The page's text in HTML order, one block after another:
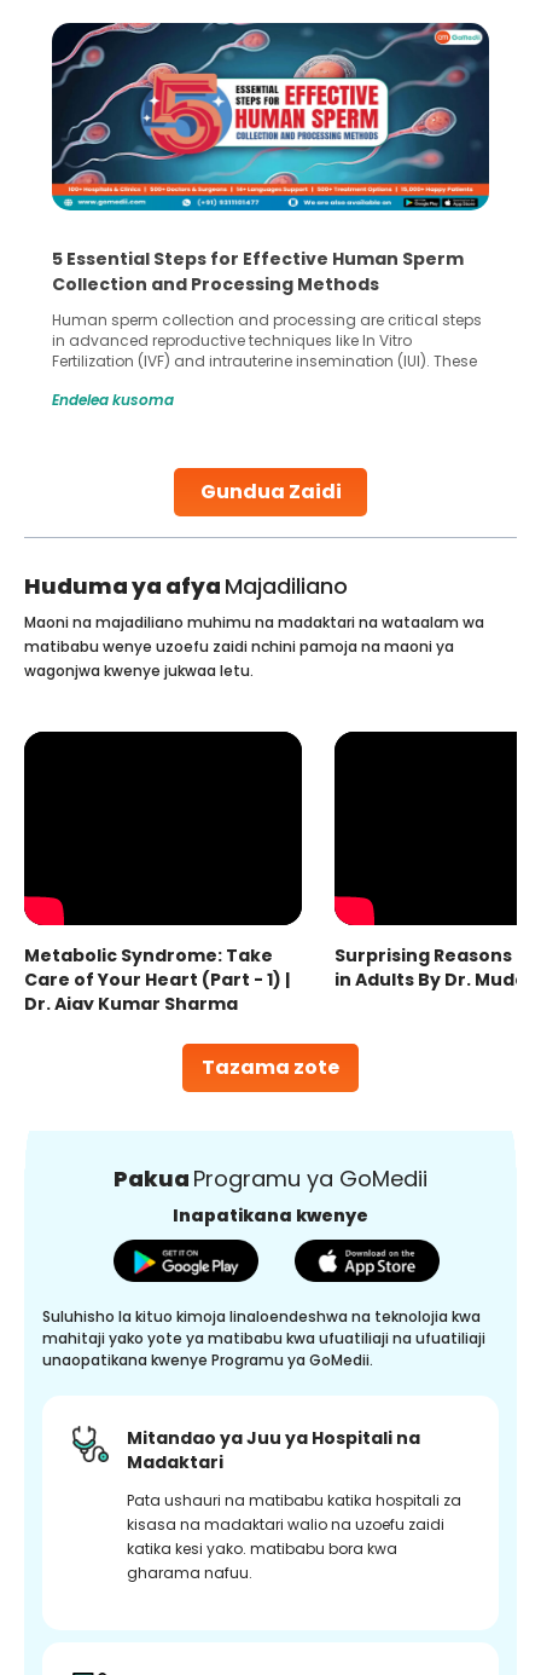
Gundua Zaidi
5 Essential Steps for Effective Human Sperm
Collection and Processing Methods
Human sperm collection and processing are critical steps
in advanced reproductive techniques like In Vitro
Fertilization (IVF) and intrauterine insemination (IUI). These
challenges and help couples achieve their dream of
collected, they process the
Endelea kusoma
Huduma ya afya Majadiliano
Tazama zote
Maoni na majadiliano muhimu na madaktari na wataalam wa
matibabu wenye uzoefu zaidi nchini pamoja na maoni ya
wagonjwa kwenye jukwaa letu.
Metabolic Syndrome: Take
Care of Your Heart (Part - 1) |
Dr. Ajay Kumar Sharma
Surprising Reasons
in Adults By Dr.
Pakua Programu ya GoMedii
Inapatikana kwenye
Suluhisho la kituo kimoja linaloendeshwa na teknolojia kwa
mahitaji yako yote ya matibabu kwa ufuatiliaji na ufuatiliaji
unaopatikana kwenye Programu ya GoMedii.
Mitandao ya Juu ya Hospitali na
Madaktari
Pata ushauri na matibabu katika hospitali za
kisasa na madaktari walio na uzoefu zaidi
katika kesi yako. matibabu bora kwa
gharama nafuu.